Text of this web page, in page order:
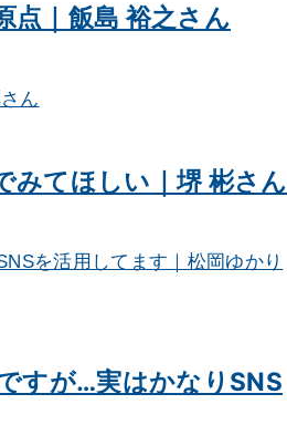
点｜飯島 裕之さん
みてほしい｜堺 彬さん
すが…実はかなりSNS